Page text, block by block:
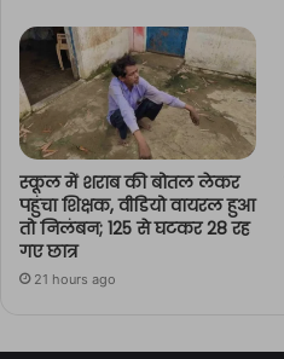
स्कूल में शराब की बोतल लेकर
पहुंचा शिक्षक, वीडियो वायरल हुआ
तो निलंबन; 125 से घटकर 28 रह
गए छात्र
21 hours ago